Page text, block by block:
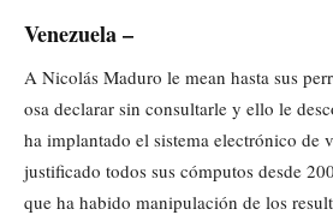
Venezuela –
A Nicolás Maduro le mean hasta sus
osa declarar sin consultarle y ello le
ha implantado el sistema electrónico de
justificado todos sus cómputos desde
que ha habido manipulación de los